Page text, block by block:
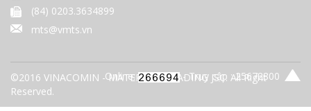
(84) 0203.3634899
mts@vmts.vn
©2016 VINACOMIN - MATERIALS TRADING JSC. All Right
Reserved.
Online: - Truy cập : 25672800